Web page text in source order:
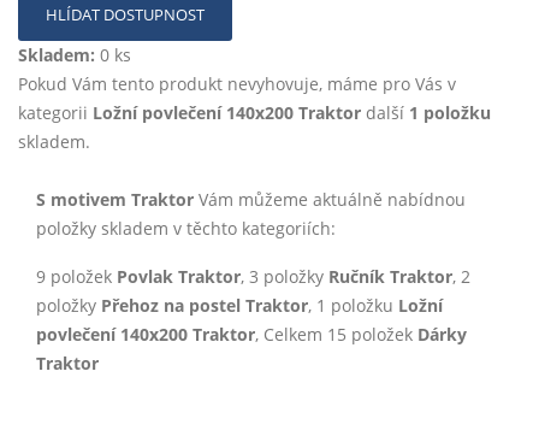
HLÍDAT DOSTUPNOST
Skladem: 0 ks
Pokud Vám tento produkt nevyhovuje, máme pro Vás v
kategorii Ložní povlečení 140x200 Traktor další 1 položku
skladem.
S motivem Traktor Vám můžeme aktuálně nabídnou
položky skladem v těchto kategoriích:
9 položek Povlak Traktor, 3 položky Ručník Traktor, 2
položky Přehoz na postel Traktor, 1 položku Ložní
povlečení 140x200 Traktor, Celkem 15 položek Dárky
Traktor